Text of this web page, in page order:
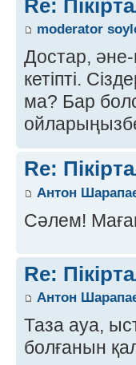
Re:
moderator
Достар, әне-
кетіпті.
ма? Бар
Re:
Антон
Сәлем!
Re:
Антон
Таза ауа,
болғанын